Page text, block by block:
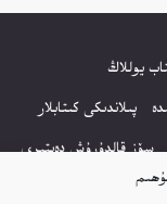
يوللاڭ
پىلاندىكى كىتابلار
سۆز قالدۇرۇش دەپتىرى
مەخپىيەتلىك باياناتى